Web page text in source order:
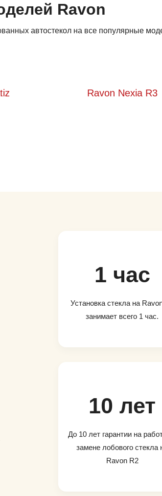
Ravon
автостекол на все популярные
Ravon Nexia R3
1 час
Установка стекла на
занимает всего 1 час.
10 лет
До 10 лет гарантии на
замене лобового стекла
Ravon R2